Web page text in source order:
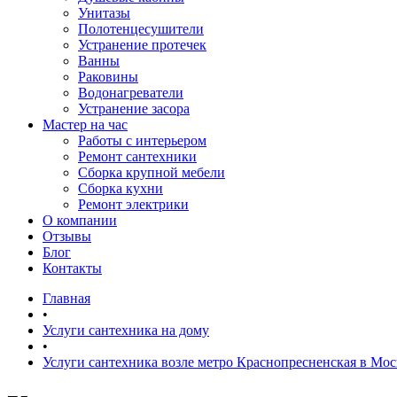
Унитазы
Полотенцесушители
Устранение протечек
Ванны
Раковины
Водонагреватели
Устранение засора
Мастер на час
Работы с интерьером
Ремонт сантехники
Сборка крупной мебели
Сборка кухни
Ремонт электрики
О компании
Отзывы
Блог
Контакты
Главная
•
Услуги сантехника на дому
•
Услуги сантехника возле метро Краснопресненская в